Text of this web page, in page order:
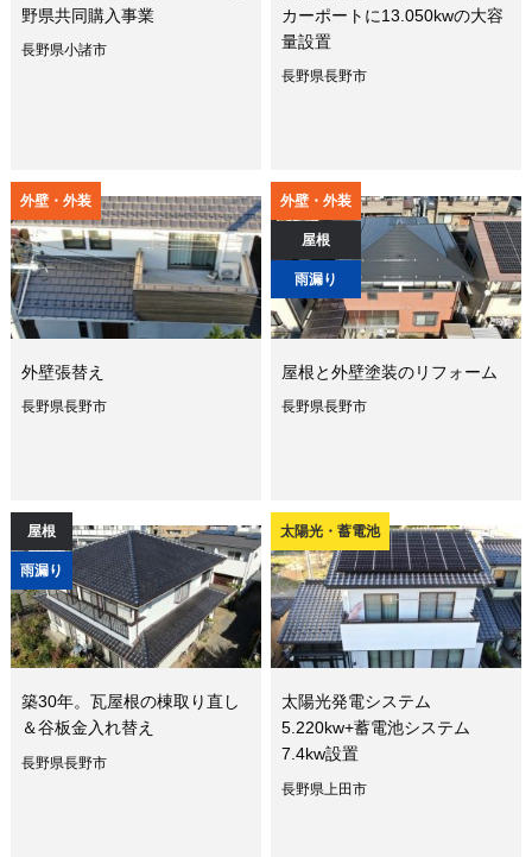
野県共同購入事業
長野県小諸市
カーポートに13.050kwの大容
量設置
長野県長野市
外壁・外装
外壁張替え
長野県長野市
外壁・外装
屋根
雨漏り
屋根と外壁塗装のリフォーム
長野県長野市
屋根
雨漏り
築30年。瓦屋根の棟取り直し
＆谷板金入れ替え
長野県長野市
太陽光・蓄電池
太陽光発電システム
5.220kw+蓄電池システム
7.4kw設置
長野県上田市